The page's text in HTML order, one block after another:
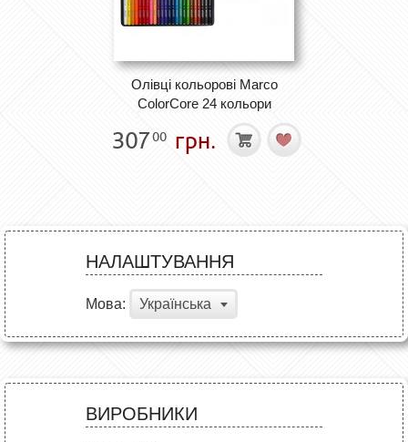
Олівці кольорові Marco
ColorCore 24 кольори
30700 грн.
НАЛАШТУВАННЯ
Мова: Українська
ВИРОБНИКИ